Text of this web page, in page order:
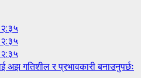
अझ गतिशील र प्रभावकारी बनाउनुपर्छः